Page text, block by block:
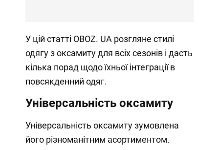
У цій статті OBOZ. UA розгляне стилі
одягу з оксамиту для всіх сезонів і дасть
кілька порад щодо їхньої інтеграції в
повсякденний одяг.
Універсальність оксамиту
Універсальність оксамиту зумовлена
його різноманітним асортиментом.